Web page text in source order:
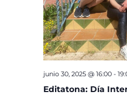
Editatona: Día
junio 30, 2025 @ 16:00-